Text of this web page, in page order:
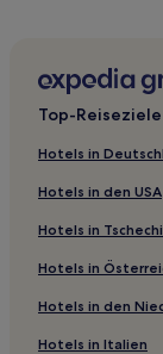
Hotels nahe
Willemspark:
Vondelbuurt:
Hotels nahe
Hotels nahe
Hotels nahe
Hotels nahe U-
Top-Reiseziele
Hotels in
Hotels in den USA
Hotels in
Hotels in
Hotels in den
Hotels in Italien